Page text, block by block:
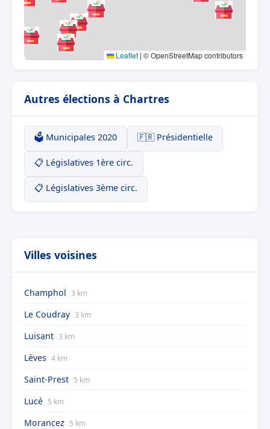
Leaflet | © OpenStreetMap contributors
Autres élections à Chartres
🗳️ Municipales 2020 🇫🇷 Présidentielle
📋 Législatives 1ère circ.
📋 Législatives 3ème circ.
Villes voisines
Champhol 3 km
Le Coudray 3 km
Luisant 3 km
Lèves 4 km
Saint-Prest 5 km
Lucé 5 km
Morancez 5 km